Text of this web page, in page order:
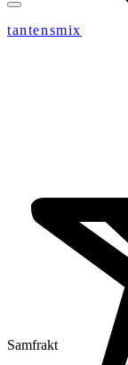
tantensmix
Samfrakt